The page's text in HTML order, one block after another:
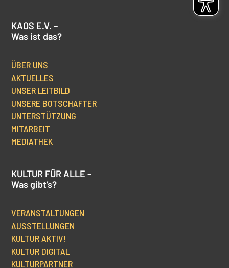
KAOS E.V. –
Was ist das?
ÜBER UNS
AKTUELLES
UNSER LEITBILD
UNSERE BOTSCHAFTER
UNTERSTÜTZUNG
MITARBEIT
MEDIATHEK
KULTUR FÜR ALLE –
Was gibt’s?
VERANSTALTUNGEN
AUSSTELLUNGEN
KULTUR AKTIV!
KULTUR DIGITAL
KULTURPARTNER